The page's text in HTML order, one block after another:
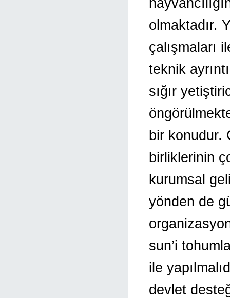
olmaktadır.
çalışmaları
teknik
sığır
bir konudur.
birliklerinin
kurumsal
yönden de
sun’i
ile
devlet